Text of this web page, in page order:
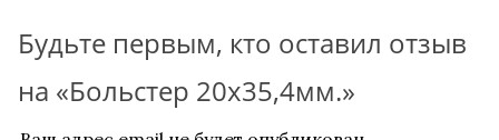
Будьте первым, кто оставил отзыв
на «Больстер 20х35,4мм.»